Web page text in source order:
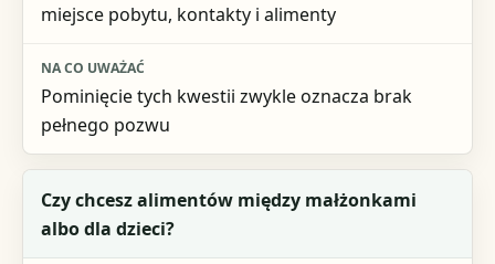
miejsce pobytu, kontakty i alimenty
Pominięcie tych kwestii zwykle oznacza brak
pełnego pozwu
Czy chcesz alimentów między małżonkami
albo dla dzieci?